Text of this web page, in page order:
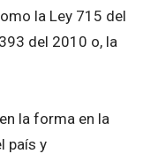
la Ley 715 del
del 2010 o, la
la forma en la
país y